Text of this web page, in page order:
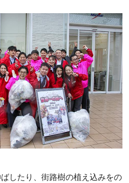
したり、街路樹の植え込みをの